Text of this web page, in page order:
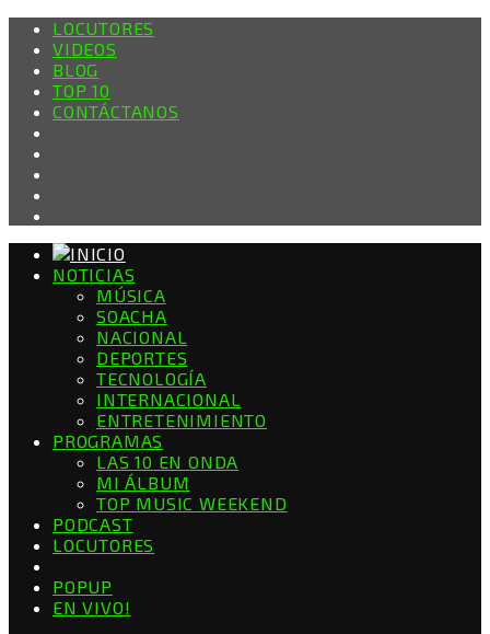
LOCUTORES
VIDEOS
BLOG
TOP 10
CONTÁCTANOS
NOTICIAS
MÚSICA
SOACHA
NACIONAL
DEPORTES
TECNOLOGÍA
INTERNACIONAL
ENTRETENIMIENTO
PROGRAMAS
LAS 10 EN ONDA
MI ÁLBUM
TOP MUSIC WEEKEND
PODCAST
LOCUTORES
POPUP
EN VIVO!